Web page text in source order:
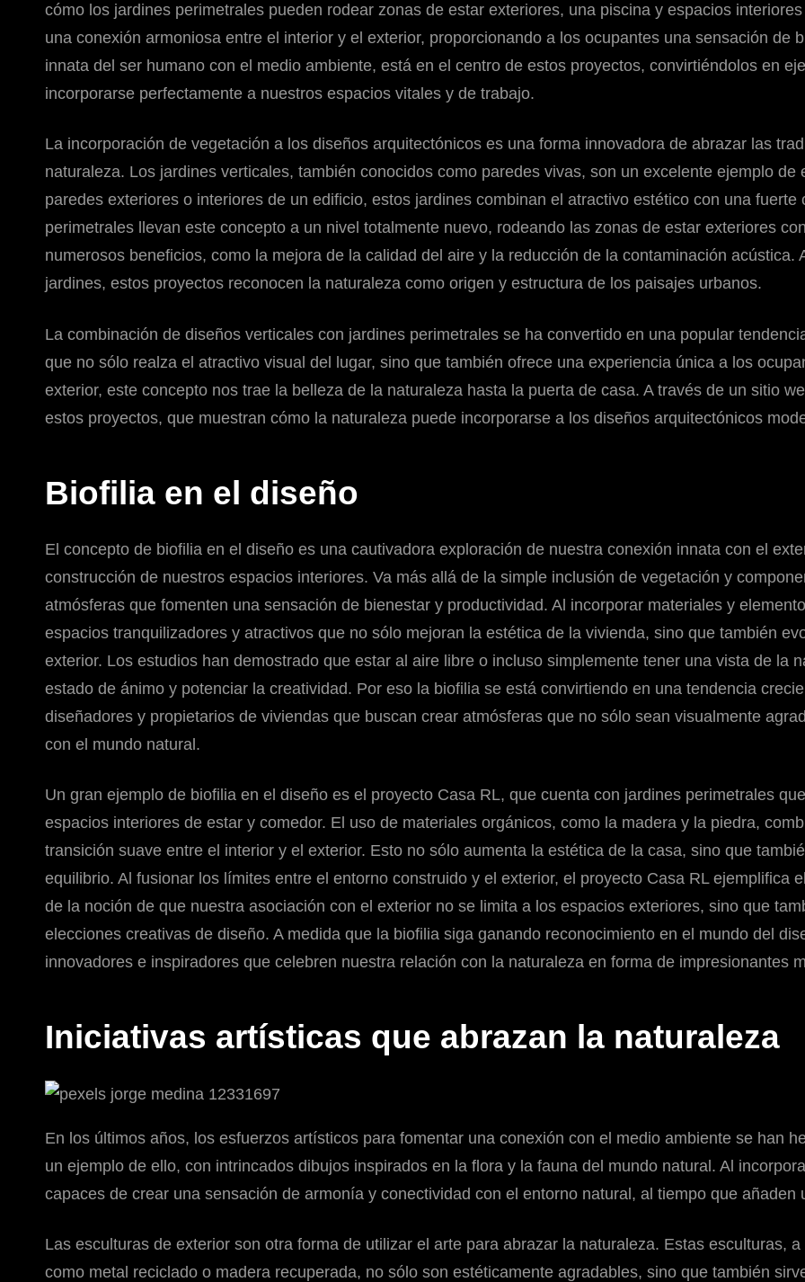
cómo los jardines perimetrales pueden rodear zonas de estar exteriores, una piscina y espacios
una conexión armoniosa entre el interior y el exterior, proporcionando a los ocupantes una sensación de
innata del ser humano con el medio ambiente, está en el centro de estos proyectos, convirtiéndolos en
incorporarse perfectamente a nuestros espacios vitales y de trabajo.
La incorporación de vegetación a los diseños arquitectónicos es una forma innovadora de abrazar las
naturaleza. Los jardines verticales, también conocidos como paredes vivas, son un excelente ejemplo
paredes exteriores o interiores de un edificio, estos jardines combinan el atractivo estético con una
perimetrales llevan este concepto a un nivel totalmente nuevo, rodeando las zonas de estar exteriores
numerosos beneficios, como la mejora de la calidad del aire y la reducción de la contaminación
jardines, estos proyectos reconocen la naturaleza como origen y estructura de los paisajes urbanos.
La combinación de diseños verticales con jardines perimetrales se ha convertido en una popular
que no sólo realza el atractivo visual del lugar, sino que también ofrece una experiencia única a los
exterior, este concepto nos trae la belleza de la naturaleza hasta la puerta de casa. A través de un sitio
estos proyectos, que muestran cómo la naturaleza puede incorporarse a los diseños arquitectónicos
Biofilia en el diseño
El concepto de biofilia en el diseño es una cautivadora exploración de nuestra conexión innata con el
construcción de nuestros espacios interiores. Va más allá de la simple inclusión de vegetación y
atmósferas que fomenten una sensación de bienestar y productividad. Al incorporar materiales y
espacios tranquilizadores y atractivos que no sólo mejoran la estética de la vivienda, sino que también
exterior. Los estudios han demostrado que estar al aire libre o incluso simplemente tener una vista de la
estado de ánimo y potenciar la creatividad. Por eso la biofilia se está convirtiendo en una tendencia
diseñadores y propietarios de viviendas que buscan crear atmósferas que no sólo sean visualmente
con el mundo natural.
Un gran ejemplo de biofilia en el diseño es el proyecto Casa RL, que cuenta con jardines perimetrales
espacios interiores de estar y comedor. El uso de materiales orgánicos, como la madera y la piedra,
transición suave entre el interior y el exterior. Esto no sólo aumenta la estética de la casa, sino que
equilibrio. Al fusionar los límites entre el entorno construido y el exterior, el proyecto Casa RL ejemplifica
de la noción de que nuestra asociación con el exterior no se limita a los espacios exteriores, sino que
elecciones creativas de diseño. A medida que la biofilia siga ganando reconocimiento en el mundo del
innovadores e inspiradores que celebren nuestra relación con la naturaleza en forma de impresionantes
Iniciativas artísticas que abrazan la naturaleza
En los últimos años, los esfuerzos artísticos para fomentar una conexión con el medio ambiente se han
un ejemplo de ello, con intrincados dibujos inspirados en la flora y la fauna del mundo natural. Al
capaces de crear una sensación de armonía y conectividad con el entorno natural, al tiempo que
Las esculturas de exterior son otra forma de utilizar el arte para abrazar la naturaleza. Estas esculturas,
como metal reciclado o madera recuperada, no sólo son estéticamente agradables, sino que también